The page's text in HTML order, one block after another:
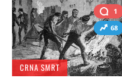
1
68
CRNA SMRT